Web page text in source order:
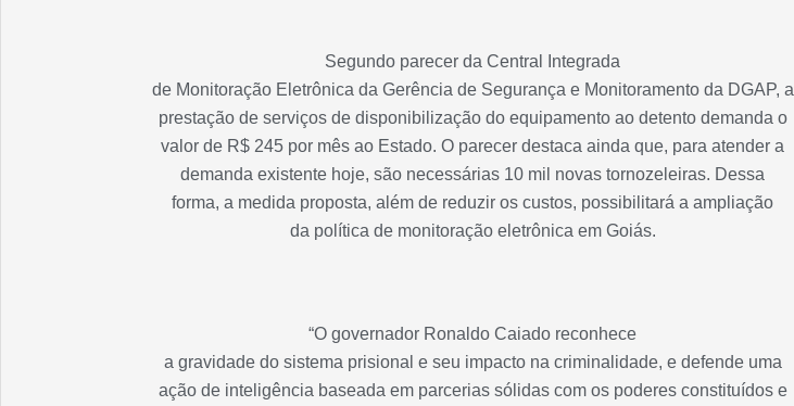
Segundo parecer da Central Integrada
de Monitoração Eletrônica da Gerência de Segurança e Monitoramento da DGAP, a
prestação de serviços de disponibilização do equipamento ao detento demanda o
valor de R$ 245 por mês ao Estado. O parecer destaca ainda que, para atender a
demanda existente hoje, são necessárias 10 mil novas tornozeleiras. Dessa
forma, a medida proposta, além de reduzir os custos, possibilitará a ampliação
da política de monitoração eletrônica em Goiás.
“O governador Ronaldo Caiado reconhece
a gravidade do sistema prisional e seu impacto na criminalidade, e defende uma
ação de inteligência baseada em parcerias sólidas com os poderes constituídos e